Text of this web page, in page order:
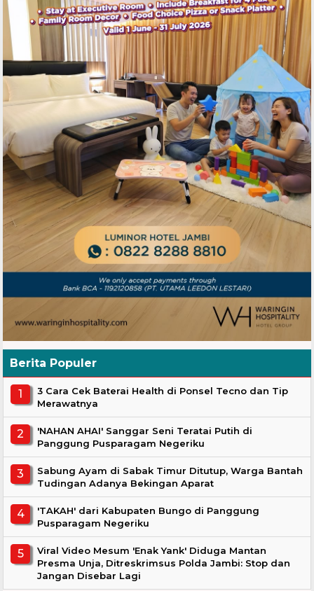
Berita Populer
3 Cara Cek Baterai Health di Ponsel Tecno dan Tip
Merawatnya
'NAHAN AHAI' Sanggar Seni Teratai Putih di
Panggung Pusparagam Negeriku
Sabung Ayam di Sabak Timur Ditutup, Warga Bantah
Tudingan Adanya Bekingan Aparat
'TAKAH' dari Kabupaten Bungo di Panggung
Pusparagam Negeriku
Viral Video Mesum 'Enak Yank' Diduga Mantan
Presma Unja, Ditreskrimsus Polda Jambi: Stop dan
Jangan Disebar Lagi